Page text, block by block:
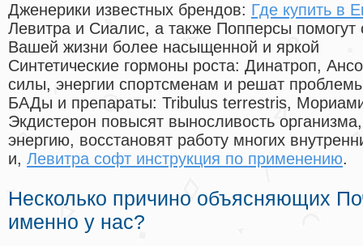
Дженерики известных брендов: Где купить в
Левитра и Сиалис, а также Попперсы помогут
Вашей жизни более насыщенной и яркой
Синтетические гормоны роста: Динатроп,
силы, энергии спортсменам и решат
БАДы и препараты: Tribulus terrestris,
Экдистерон повысят выносливость
энергию, восстановят работу многих
и, Левитра софт инструкция по применению.
Несколько причино объясняющих
именно у нас?